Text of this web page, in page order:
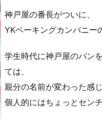
神戸屋の番長がついに、
YKベーキングカンパニー
学生時代に神戸屋のパン
ては、
親分の名前が変わった感じ
個人的にはちょっとセン